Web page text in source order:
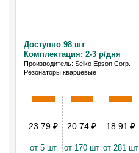
Доступно 98 шт
Комплектация: 2-3 р/дня
Производитель: Seiko Epson Corp.
Резонаторы кварцевые
23.79 ₽
от 5 шт
20.74₽
от 170 шт
18.91 ₽
от 281 шт